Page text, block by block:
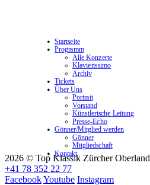
2026 © Top Klassik Zürcher Oberland
+41 78 352 22 77
FacebookYoutube Instagram
Startseite
Programm
Alle Konzerte
Klavierissimo
Archiv
Tickets
Über Uns
Portrait
Vorstand
Künstlerische Leitung
Presse-Echo
Gönner/Mitglied werden
Gönner
Mitgliedschaft
Kontakt